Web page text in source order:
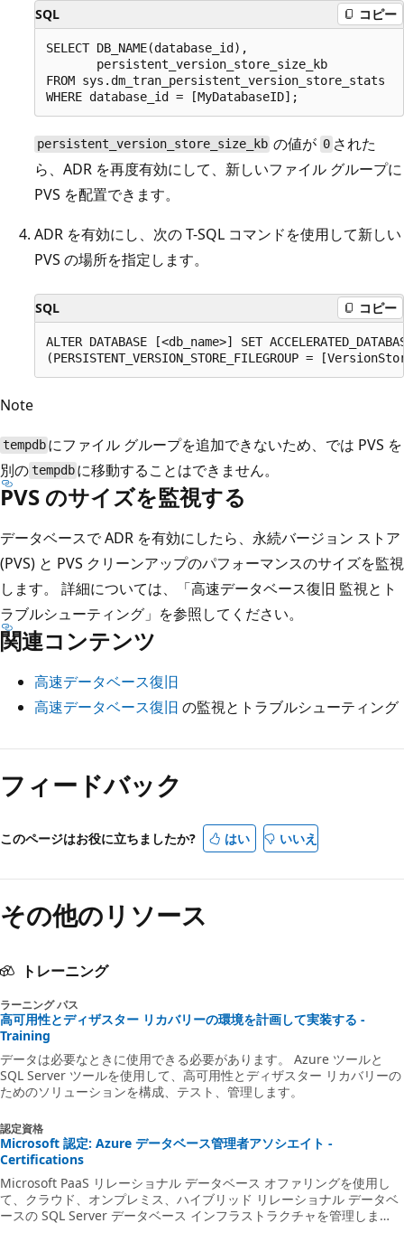
SQL コピー
SELECT DB_NAME(database_id),
       persistent_version_store_size_kb
FROM sys.dm_tran_persistent_version_store_stats
persistent_version_store_size_kb の値が 0された
ら、ADR を再度有効にして、新しいファイル グループに
PVS を配置できます。
ADR を有効にし、次の T-SQL コマンドを使用して新しい
PVS の場所を指定します。
SQL コピー
ALTER DATABASE [<db_name>] SET
Note
tempdb にファイル グループを追加できないため、 では PVS を
別のtempdb に移動することはできません。
PVS のサイズを監視する
データベースで ADR を有効にしたら、永続バージョン ストア
(PVS) と PVS クリーンアップのパフォーマンスのサイズを監視
します。 詳細については、「高速データベース復旧 監視とト
ラブルシューティング」を参照してください。
関連コンテンツ
高速データベース復旧
高速データベース復旧 の監視とトラブルシューティング
フィードバック
このページはお役に立ちましたか? はい いいえ
その他のリソース
トレーニング
ラーニング パス
高可用性とディザスター リカバリーの環境を計画して実装する -
Training
データは必要なときに使用できる必要があります。 Azure ツールと
SQL Server ツールを使用して、高可用性とディザスター リカバリーの
ためのソリューションを構成、テスト、管理します。
認定資格
Microsoft 認定: Azure データベース管理者アソシエイト -
Certifications
Microsoft PaaS リレーショナル データベース オファリングを使用し
て、クラウド、オンプレミス、ハイブリッド リレーショナル データベ
ースの SQL Server データベース インフラストラクチャを管理しま